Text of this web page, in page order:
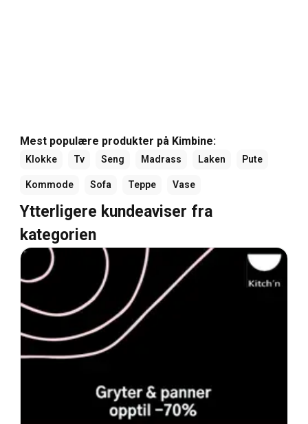
Mest populære produkter på Kimbine:
Klokke Tv Seng Madrass Laken Pute
Kommode Sofa Teppe Vase
Ytterligere kundeaviser fra
kategorien